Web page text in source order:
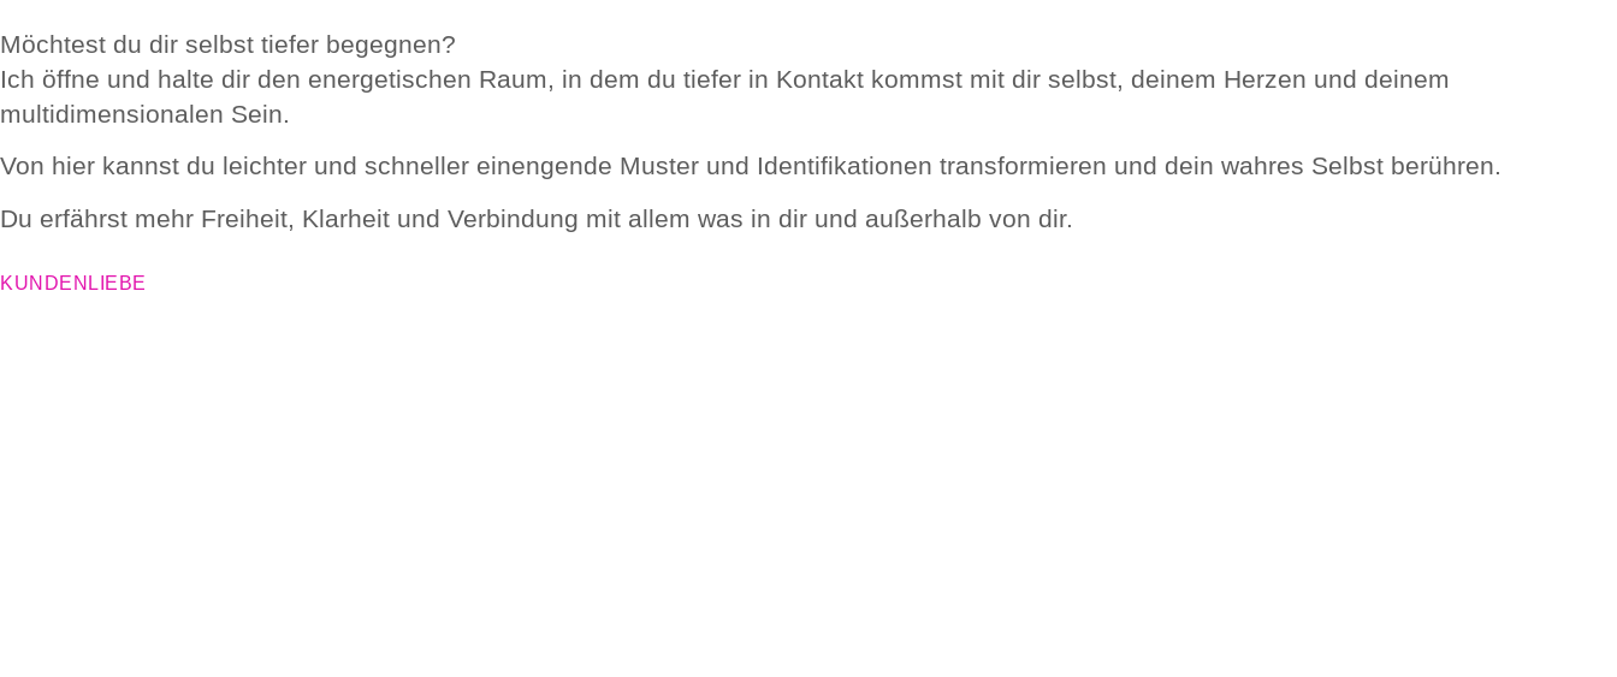
Möchtest du dir selbst tiefer begegnen?
Ich öffne und halte dir den energetischen Raum, in dem du tiefer in Kontakt kommst mit dir selbst, deinem Herzen und deinem
multidimensionalen Sein.
Von hier kannst du leichter und schneller einengende Muster und Identifikationen transformieren und dein wahres Selbst berühren.
Du erfährst mehr Freiheit, Klarheit und Verbindung mit allem was in dir und außerhalb von dir.
KUNDENLIEBE